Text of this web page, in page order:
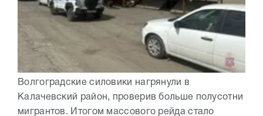
Волгоградские силовики нагрянули в
Калачевский район, проверив больше полусотни
мигрантов. Итогом массового рейда стало